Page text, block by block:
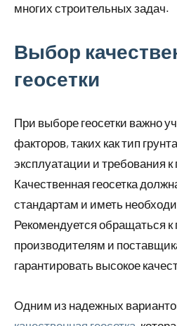
многих строительных задач.
Выбор
геосетки
При выборе геосетки важно
факторов, таких как тип
эксплуатации и требования к
Качественная геосетка
стандартам и иметь
Рекомендуется обращаться
производителям и
гарантировать высокое
Одним из надежных